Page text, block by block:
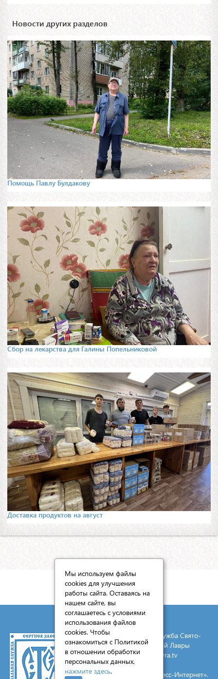
Новости других разделов
Помощь Павлу Булдакову
Сбор на лекарства для Галины Попельниковой
Доставка продуктов на август
КАРТА САЙТА
© 2026 Социальная служба Свято-
Троицкой Сергиевой Лавры
E-mail:mail@lavra.tv
Создание сайта - «Экспресс-Интернет».
Мы используем файлы
cookies для улучшения
работы сайта. Оставаясь на
нашем сайте, вы
соглашаетесь с условиями
использования файлов
cookies. Чтобы
ознакомиться с Политикой
в отношении обработки
персональных данных,
нажмите здесь.